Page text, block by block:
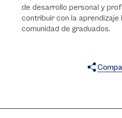
de desarrollo personal y
contribuir con la aprendizaje
comunidad de graduados.